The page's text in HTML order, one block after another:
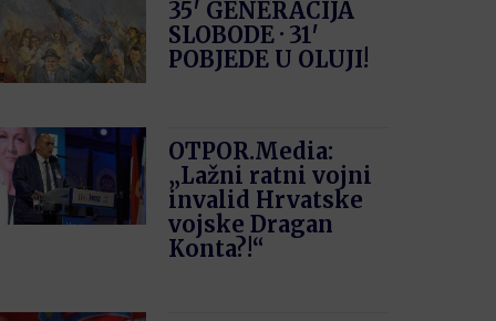
35′ GENERACIJA
SLOBODE · 31′
POBJEDE U OLUJI!
OTPOR.Media:
„Lažni ratni vojni
invalid Hrvatske
vojske Dragan
Konta?!“